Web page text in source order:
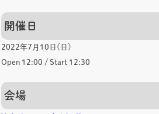
開催日
2022年7月10日(日)
Open 12:00 / Start 12:30
会場